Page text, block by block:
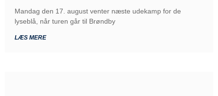
Mandag den 17. august venter næste udekamp for de
lyseblå, når turen går til Brøndby
LÆS MERE